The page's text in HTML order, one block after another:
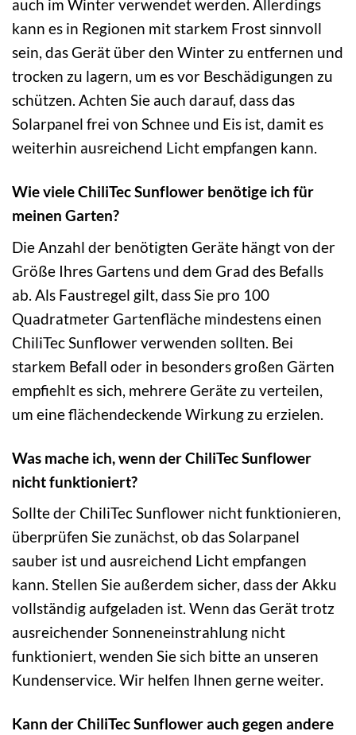
auch im Winter verwendet werden. Allerdings
kann es in Regionen mit starkem Frost sinnvoll
sein, das Gerät über den Winter zu entfernen und
trocken zu lagern, um es vor Beschädigungen zu
schützen. Achten Sie auch darauf, dass das
Solarpanel frei von Schnee und Eis ist, damit es
weiterhin ausreichend Licht empfangen kann.
Wie viele ChiliTec Sunflower benötige ich für
meinen Garten?
Die Anzahl der benötigten Geräte hängt von der
Größe Ihres Gartens und dem Grad des Befalls
ab. Als Faustregel gilt, dass Sie pro 100
Quadratmeter Gartenfläche mindestens einen
ChiliTec Sunflower verwenden sollten. Bei
starkem Befall oder in besonders großen Gärten
empfiehlt es sich, mehrere Geräte zu verteilen,
um eine flächendeckende Wirkung zu erzielen.
Was mache ich, wenn der ChiliTec Sunflower
nicht funktioniert?
Sollte der ChiliTec Sunflower nicht funktionieren,
überprüfen Sie zunächst, ob das Solarpanel
sauber ist und ausreichend Licht empfangen
kann. Stellen Sie außerdem sicher, dass der Akku
vollständig aufgeladen ist. Wenn das Gerät trotz
ausreichender Sonneneinstrahlung nicht
funktioniert, wenden Sie sich bitte an unseren
Kundenservice. Wir helfen Ihnen gerne weiter.
Kann der ChiliTec Sunflower auch gegen andere